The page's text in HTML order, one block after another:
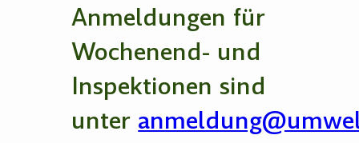
Anmeldungen für
Wochenend- und
Inspektionen sind
unter